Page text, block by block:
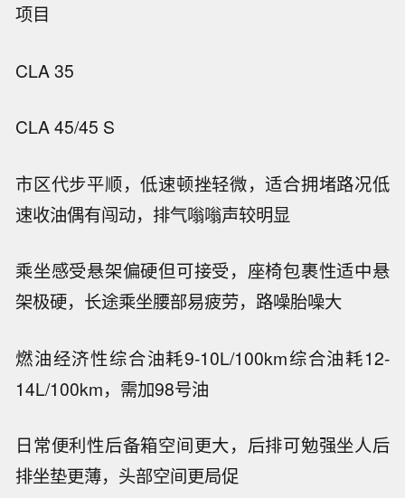
项目
CLA 35
CLA 45/45 S
市区代步平顺，低速顿挫轻微，适合拥堵路况低
速收油偶有闯动，排气嗡嗡声较明显
乘坐感受悬架偏硬但可接受，座椅包裹性适中悬
架极硬，长途乘坐腰部易疲劳，路噪胎噪大
燃油经济性综合油耗9-10L/100km综合油耗12-
14L/100km，需加98号油
日常便利性后备箱空间更大，后排可勉强坐人后
排坐垫更薄，头部空间更局促